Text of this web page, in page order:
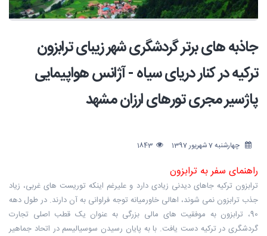
جاذبه های برتر گردشگری شهر زیبای ترابزون
ترکیه در کنار دریای سیاه - آژانس هواپیمایی
پاژسیر مجری تورهای ارزان مشهد
چهارشنبه 7 شهریور 1397
راهنمای سفر به ترابزون
ترابزون ترکیه جاهای دیدنی زیادی دارد و علیرغم اینکه توریست های غربی، زیاد
جذب ترابزون نمی شوند، اهالی خاورمیانه توجه فراوانی به آن دارند. در طول دهه
90، ترابزون به موفقیت های مالی بزرگی به عنوان یک قطب اصلی تجارت
گردشگری در ترکیه دست یافت. با به پایان رسیدن سوسیالیسم در اتحاد جماهیر